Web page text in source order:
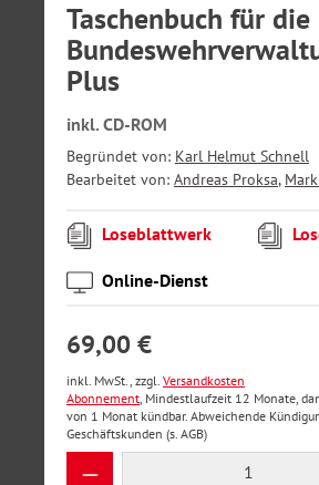
Taschenbuch für die
Plus
inkl. CD-ROM
Begründet von: Karl Helmut Schnell
Bearbeitet von: Andreas Proksa,
Loseblattwerk
Online-Dienst
69,00 €
inkl. MwSt., zzgl. Versandkosten
Abonnement, Mindestlaufzeit 12 Monate,
von 1 Monat kündbar. Abweichende
Geschäftskunden (s. AGB)
Produkt Anzahl: Gib